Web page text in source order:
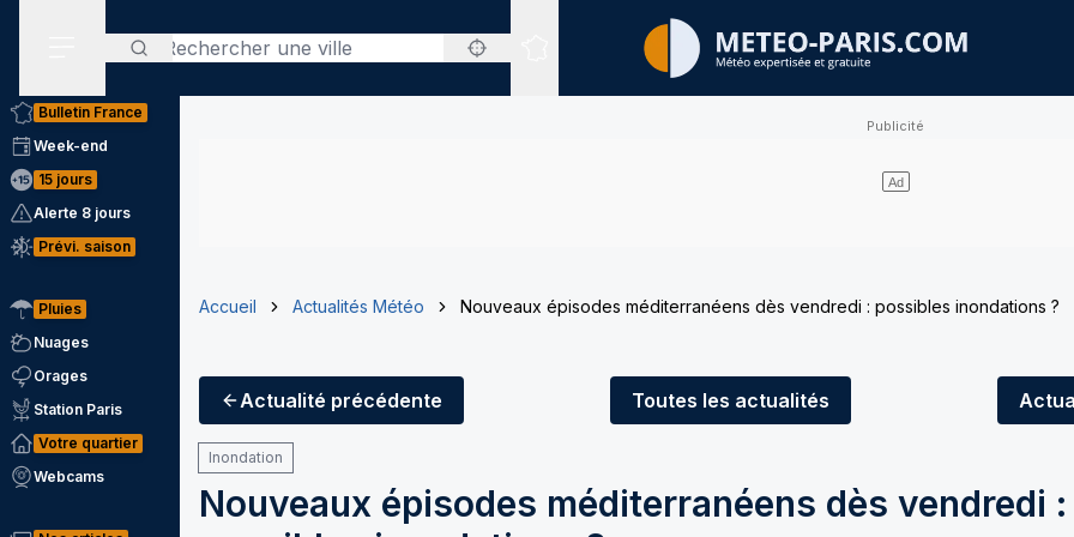
Rechercher
Sites expertisés
Bulletin France
Week-end
15 jours
Alerte 8 jours
Prévi. saison
Pluies
Nuages
Orages
Station Paris
Votre quartier
Webcams
Accueil Actualités Météo Nouveaux épisodes méditerranéens dès vendredi : possibles inondations ?
Actualité précédente Toutes les actualités
Inondation
Nouveaux épisodes méditerranéens dès vendredi :